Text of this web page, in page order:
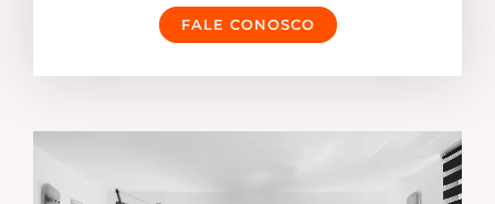
FALE CONOSCO